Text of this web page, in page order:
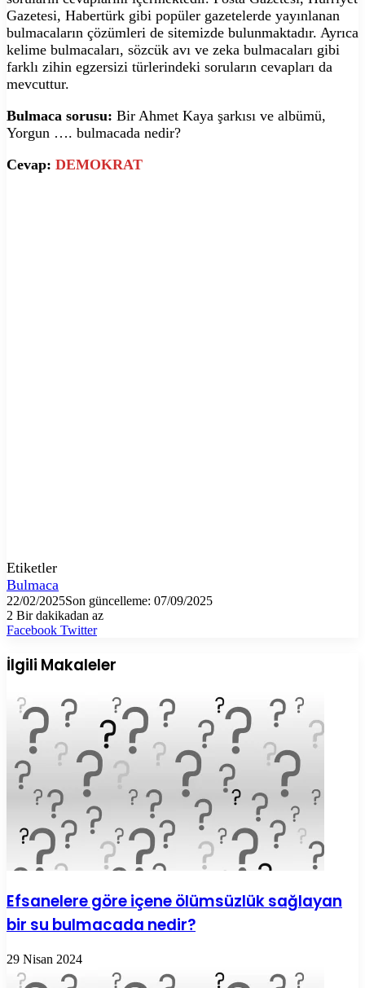
Gazetesi, Habertürk gibi popüler gazetelerde yayınlanan
bulmacaların çözümleri de sitemizde bulunmaktadır. Ayrıca
kelime bulmacaları, sözcük avı ve zeka bulmacaları gibi
farklı zihin egzersizi türlerindeki soruların cevapları da
mevcuttur.
Bulmaca sorusu: Bir Ahmet Kaya şarkısı ve albümü,
Yorgun …. bulmacada nedir?
Cevap: DEMOKRAT
Etiketler
Bulmaca
22/02/2025Son güncelleme: 07/09/2025
2 Bir dakikadan az
Facebook TwitterLinkedIn
Tumblr
Pinterest
Reddit
VKontakte
E-
ile
paylaş
Yazdır
İlgili Makaleler
Efsanelere göre içene ölümsüzlük sağlayan
bir su bulmacada nedir?
29 Nisan 2024